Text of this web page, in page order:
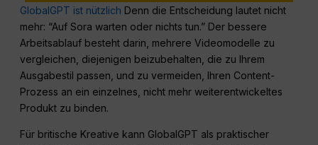
GlobalGPT ist nützlich Denn die Entscheidung lautet nicht
mehr: “Auf Sora warten oder nichts tun.” Der bessere
Arbeitsablauf besteht darin, mehrere Videomodelle zu
vergleichen, diejenigen beizubehalten, die zu Ihrem
Ausgabestil passen, und zu vermeiden, Ihren Content-
Prozess an ein einzelnes, nicht mehr weiterentwickeltes
Produkt zu binden.
Für britische Kreative kann GlobalGPT als praktischer